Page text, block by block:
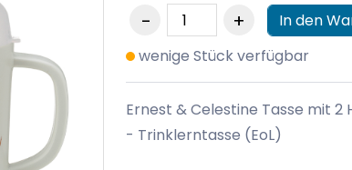
In den
wenige Stück verfügbar
Ernest & Celestine Tasse mit
- Trinklerntasse (EoL)